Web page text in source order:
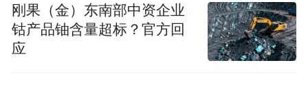
刚果（金）东南部中资企业
钴产品铀含量超标？官方回
应